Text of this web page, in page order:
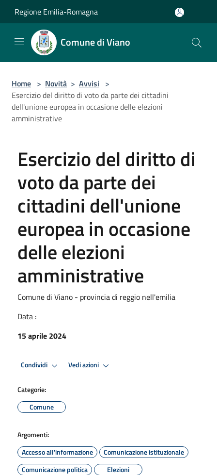
Regione Emilia-Romagna
Comune di Viano
Home > Novità > Avvisi >
Esercizio del diritto di voto da parte dei cittadini
dell'unione europea in occasione delle elezioni
amministrative
Esercizio del diritto di
voto da parte dei
cittadini dell'unione
europea in occasione
delle elezioni
amministrative
Comune di Viano - provincia di reggio nell'emilia
Data :
15 aprile 2024
Condividi Vedi azioni
Categorie:
Comune
Argomenti:
Accesso all'informazione
Comunicazione istituzionale
Comunicazione politica
Elezioni